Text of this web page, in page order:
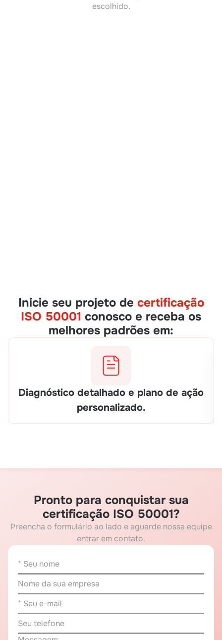
escolhido.
Inicie seu projeto de certificação
ISO 50001 conosco e receba os
melhores padrões em:
Diagnóstico detalhado e plano de ação
personalizado.
Pronto para conquistar sua
certificação ISO 50001?
Preencha o formulário ao lado e aguarde nossa equipe
entrar em contato.